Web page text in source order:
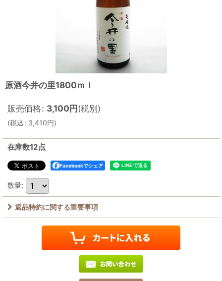
原酒今井の里1800ｍｌ
販売価格: 3,100円(税別)
(税込: 3,410円)
在庫数12点
Facebookでシェア
数量:
返品特約に関する重要事項